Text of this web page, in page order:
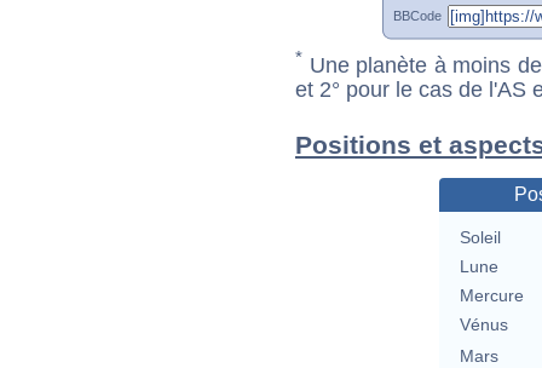
BBCode
* Une planète à moins
et 2° pour le cas de l'AS
Positions et
Soleil
Lune
Mercure
Vénus
Mars